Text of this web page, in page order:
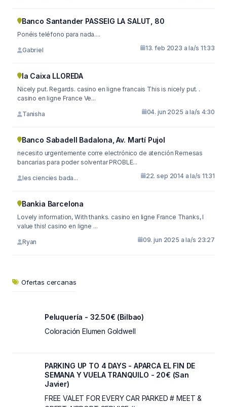
Banco Santander PASSEIG LA SALUT, 80
Ponéis teléfono para nada....
Gabriel 13. feb 2023 a la/s 11:33
la Caixa LLOREDA
Nicely put. Regards. casino en ligne francais This is nicely put. .
casino en ligne France Ve...
Tanisha 04. jun 2025 a la/s 4:30
Banco Sabadell Badalona, Av. Martí Pujol
necesito urgentemente corre electrónico de atención Remesas
bancarias para poder solventar PROBLE...
les ciencies bada... 22. sep 2014 a la/s 11:31
Bankia Barcelona
Lovely information, With thanks. casino en ligne France Thanks, I
value this! casino en ligne ...
Ryan 09. jun 2025 a la/s 23:27
Ofertas cercanas
Peluquería - 32.50€ (Bilbao)
Coloración Elumen Goldwell
PARKING UP TO 4 DAYS - APARCA EL FIN DE
SEMANA Y VUELA TRANQUILO - 20€ (San
Javier)
FREE VALET FOR EVERY CAR PARKED # MEET &